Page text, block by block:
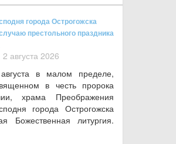
города Острогожска
престольного праздника
августа 2026
в малом пределе,
в честь пророка
храма Преображения
города Острогожска
Божественная литургия.